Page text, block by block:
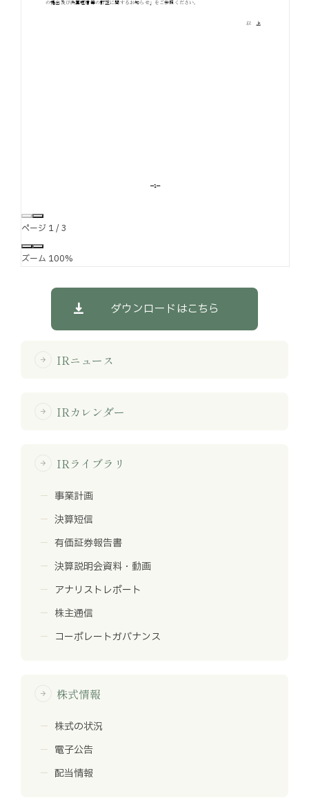
お問い合わせ
ページ 1/3
ズーム 100%
ダウンロードはこちら
arrow_forward IRニュース
arrow_forward IRカレンダー
arrow_forward IRライブラリ
事業計画
決算短信
有価証券報告書
決算説明会資料・動画
アナリストレポート
株主通信
コーポレートガバナンス
arrow_forward 株式情報
株式の状況
電子公告
配当情報